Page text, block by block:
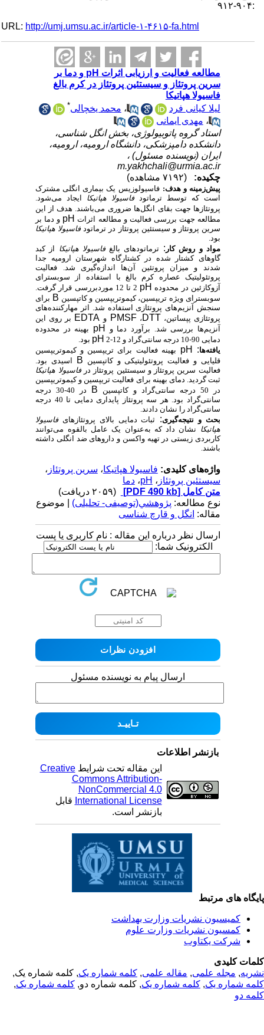
URL:http://umj.umsu.ac.ir/article-۱-۴۶۱۵-fa.html
مطالعه فعالیت و ارزیابی اثرات pH و دما بر
سرین پروتئاز و سیستئین پروتئاز در کرم بالغ
فاسیولا هپاتیکا
لیلا کیانی فرد
،محمد یخچالی
،مهدی ایمانی
استاد گروه پاتوبیولوژی، بخش انگل شناسی،
دانشکده دامپزشکی، دانشگاه ارومیه، ارومیه،
ایران (نویسنده مسئول) ،
m.yakhchali@urmia.ac.ir
چکیده:
پیش‌زمینه و هدف: فاسیولوزیس یک بیماری انگلی مشترک
است که توسط ترماتودفاسیولا هپاتیکاایجاد می‌شود.
پروتئازها جهت بقای انگل‌ها ضروری می‌باشند. هدف از این
مطالعه جهت بررسیفعالیتو مطالعه اثراتpHو دما بر
سرین پروتئاز و سیستئین پروتئاز در ترماتودفاسیولا هپاتیکا
بود.
مواد و روش‌ کار: ترماتودهای بالغفاسیولا هپاتیکااز کبد
گاوهای کشتار شده در کشتارگاه شهرستان ارومیه جدا
شدند و میزان پروتئین آن‌ها اندازه‌گیری شد. فعالیت
پروتئولیتیک عصاره کرم بالغ با استفاده از سوبسترای
آزوکازئین در محدودهpH2 تا 12
موردبررسی قرار گرفت.
سوبسترای ویژه تریپسین، کیموتریپسین و کاتپسینB برای
سنجش آنزیم‌های پروتئازی استفاده شد.اثر مهارکننده‌های
پروتئازی پپساتین،DTT،PMSF و EDTA بر روی این
آنزیم‌ها بررسی شد. برآورد دما وpHبهینه در محدوده
دمایی 90-
10 درجه سانتی‌گراد و 12-2 pHبود.
یافته‌ها:
pH بهینه فعالیت برای تریپسین و کیموتریپسین
قلیایی و فعالیت پروتئولیتیکی و کاتپسینB
اسیدی بود.
فعالیت سرین پروتئاز و سیستئین پروتئاز در فاسیولا هپاتیکا
ثبت گردید. دمای بهینه برای فعالیت تریپسین و کیموتریپسین
در 50 درجه سانتی‌گراد و کاتپسین
B
در 40-30 درجه
سانتی‌گراد بود. هر سه پروتئاز پایداری دمایی تا 40 درجه
سانتی‌گراد را نشان دادند.
بحث و نتیجه‌گیری :ثبات دمایی بالای پروتئازهایفاسیولا
هپاتیکانشان داد که به‌عنوان یک عامل بالقوه می‌توانند
کاربردی زیستی در تهیه واکسن و داروهای ضد انگلی داشته
باشند.
واژه‌های کلیدی:فاسیولا هپاتیکا،سرین پروتئاز،
سیستئین پروتئاز، pH،دما
متن کامل[PDF 490 kb]
نوع مطالعه:پژوهشي(توصیفی- تحلیلی) | موضوع
مقاله:انگل و قارچ شناسی
ارسال نظر درباره این مقاله : نام کاربری یا پست
الکترونیک شما:
ارسال پیام به نویسنده مسئول
بازنشر اطلاعات
این مقاله تحت شرایطCreative
Commons Attribution-
NonCommercial 4.0
International Licenseقابل
بازنشر است.
های مرتبط
کمیسیون نشریات وزارت بهداشت
کمسیون نشریات وزارت علوم
شرکت یکتاوب
کلیدی
,مجله علمی, مقاله علمی, کلمه شماره یک, کلمه شماره یک,
شماره یک,کلمه شماره یک, کلمه شماره دو,کلمه شماره یک,
دو